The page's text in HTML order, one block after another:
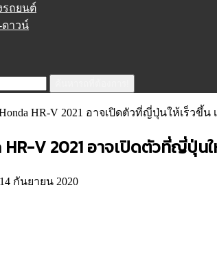
รถยนต์
ดาวน์
HR-V 2021 อาจเปิดตัวที่ญี่ปุ่นให้เร็วขึ้น
V 2021 อาจเปิดตัวที่ญี่ปุ่น
14 กันยายน 2020